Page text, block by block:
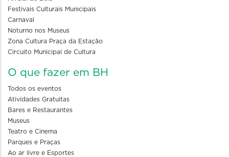
Festivais Culturais Municipais
Carnaval
Noturno nos Museus
Zona Cultura Praça da Estação
Circuito Municipal de Cultura
O que fazer em BH
Todos os eventos
Atividades Gratuitas
Bares e Restaurantes
Museus
Teatro e Cinema
Parques e Praças
Ao ar livre e Esportes